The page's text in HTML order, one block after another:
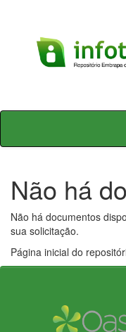
Skip
Não há
Não há documentos
sua solicitação.
Página inicial do